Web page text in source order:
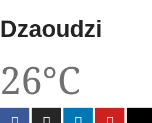
Dzaoudzi
26°C